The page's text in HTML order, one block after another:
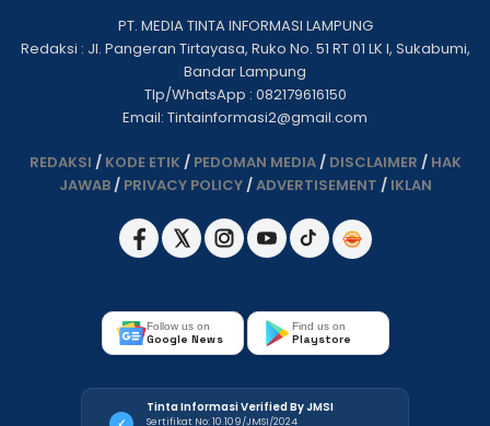
PT. MEDIA TINTA INFORMASI LAMPUNG
Redaksi : Jl. Pangeran Tirtayasa, Ruko No. 51 RT 01 LK I, Sukabumi,
Bandar Lampung
Tlp/WhatsApp : 082179616150
Email: Tintainformasi2@gmail.com
REDAKSI / KODE ETIK / PEDOMAN MEDIA/ DISCLAIMER / HAK
JAWAB/ PRIVACY POLICY/ADVERTISEMENT / IKLAN
Follow us on
Google News
Find us on
Playstore
Tinta Informasi Verified By JMSI
Sertifikat No: 10.109/JMSI/2024